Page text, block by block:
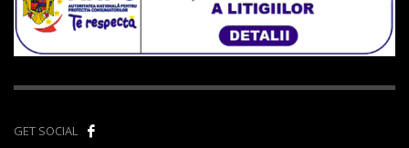
GET SOCIAL